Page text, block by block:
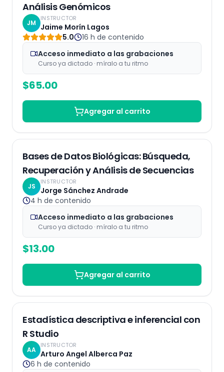
Análisis Genómicos
JM
INSTRUCTOR
Jaime Morín Lagos
5.0
16 h de contenido
Acceso inmediato a las grabaciones
Curso ya dictado · míralo a tu ritmo
$65.00
Agregar al carrito
Grabaciones
Bases de Datos Biológicas: Búsqueda,
Recuperación y Análisis de Secuencias
JS
INSTRUCTOR
Jorge Sánchez Andrade
4 h de contenido
Acceso inmediato a las grabaciones
Curso ya dictado · míralo a tu ritmo
$13.00
Agregar al carrito
Grabaciones
Estadística descriptiva e inferencial con
R Studio
AA
INSTRUCTOR
Arturo Angel Alberca Paz
6 h de contenido